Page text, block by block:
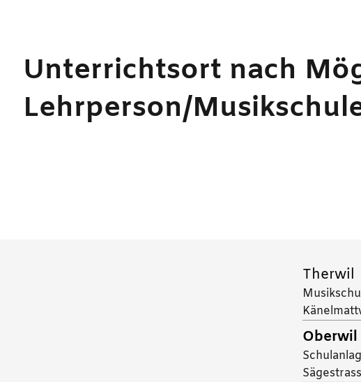
Unterrichtsort nach
Lehrperson/
Therwil
Oberwil